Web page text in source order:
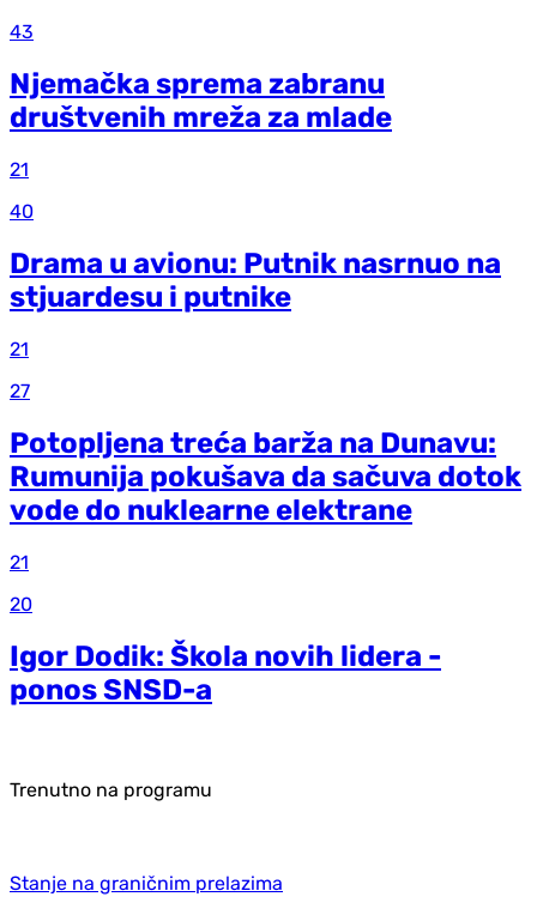
43
Njemačka sprema zabranu
društvenih mreža za mlade
21
40
Drama u avionu: Putnik nasrnuo na
stjuardesu i putnike
21
27
Potopljena treća barža na Dunavu:
Rumunija pokušava da sačuva dotok
vode do nuklearne elektrane
21
20
Igor Dodik: Škola novih lidera -
ponos SNSD-a
Trenutno na programu
Stanje na graničnim prelazima